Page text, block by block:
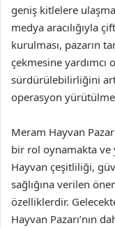
geniş kitlelere
medya aracılığıyla
kurulması, pazarın
çekmesine yardımcı
sürdürülebilirliğini
operasyon
Meram Hayvan
bir rol oynamakta ve
Hayvan çeşitliliği,
sağlığına verilen
özelliklerdir.
Hayvan Pazarı’nın